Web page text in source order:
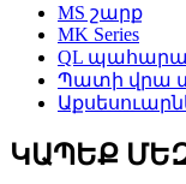
MS շարք
MK Series
QL
Պատի վրա
ԿԱՊԵՔ